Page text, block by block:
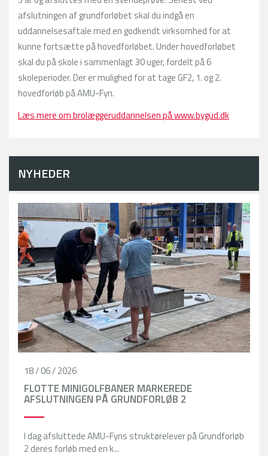
afslutningen af grundforløbet skal du indgå en
uddannelsesaftale med en godkendt virksomhed for at
kunne fortsætte på hovedforløbet. Under hovedforløbet
skal du på skole i sammenlagt 30 uger, fordelt på 6
skoleperioder. Der er mulighed for at tage GF2, 1. og 2.
hovedforløb på AMU-Fyn.
Læs mere om brolæggeruddannelsen på www.bygud.dk
NYHEDER
18 / 06 / 2026
FLOTTE MINIGOLFBANER MARKEREDE
AFSLUTNINGEN PÅ GRUNDFORLØB 2
I dag afsluttede AMU-Fyns struktørelever på Grundforløb
2 deres forløb med en k...